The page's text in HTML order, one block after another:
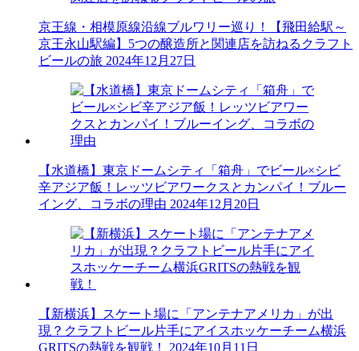
京王線・相模原線沿線ブルワリー巡り！【飛田給駅～
京王永山駅編】5つの醸造所と関連店を訪ねるクラフト
ビールの旅 2024年12月27日
【水道橋】東京ドームシティ「箱舟」でビール×シビ
辛アジア飯！レッツビアワークスとカンパイ！ブルー
イング、コラボの理由 2024年12月20日
【新横浜】スケート場に「アンテナアメリカ」が出
現？クラフトビール片手にアイスホッケーチーム横浜
GRITSの熱戦を観戦！
2024年10月11日